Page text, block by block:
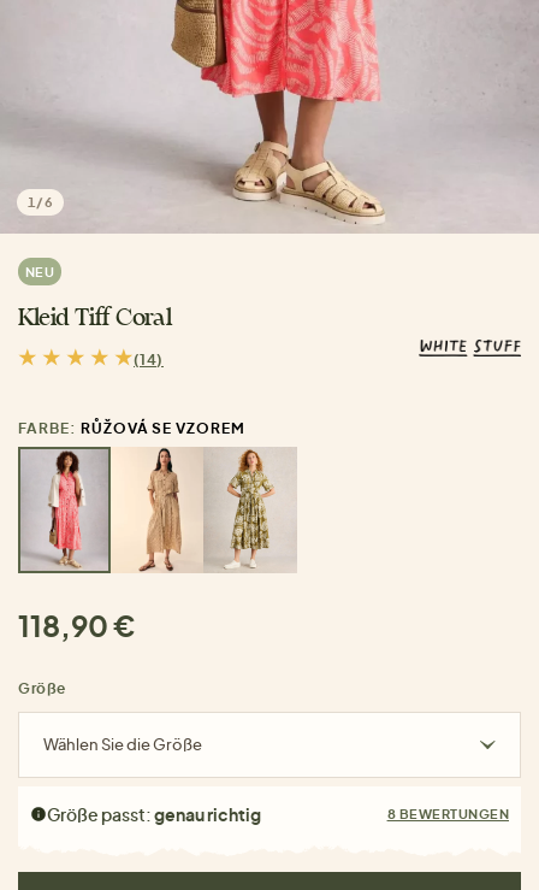
1 /6
NEU
Kleid Tiff Coral
(14)
FARBE: RŮŽOVÁ SE VZOREM
118,90 €
Größe
Wählen Sie die Größe
Größe passt:genau richtig 8 BEWERTUNGEN